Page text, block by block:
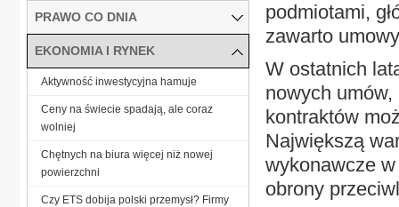
podmiotami,
zawarto
W ostatnich
nowych
kontraktów
Największą
wykonawcze
obrony
PRAWO CO DNIA
EKONOMIA I RYNEK
Aktywność inwestycyjna hamuje
Ceny na świecie spadają, ale coraz
wolniej
Chętnych na biura więcej niż nowej
powierzchni
Czy ETS dobija polski przemysł? Firmy